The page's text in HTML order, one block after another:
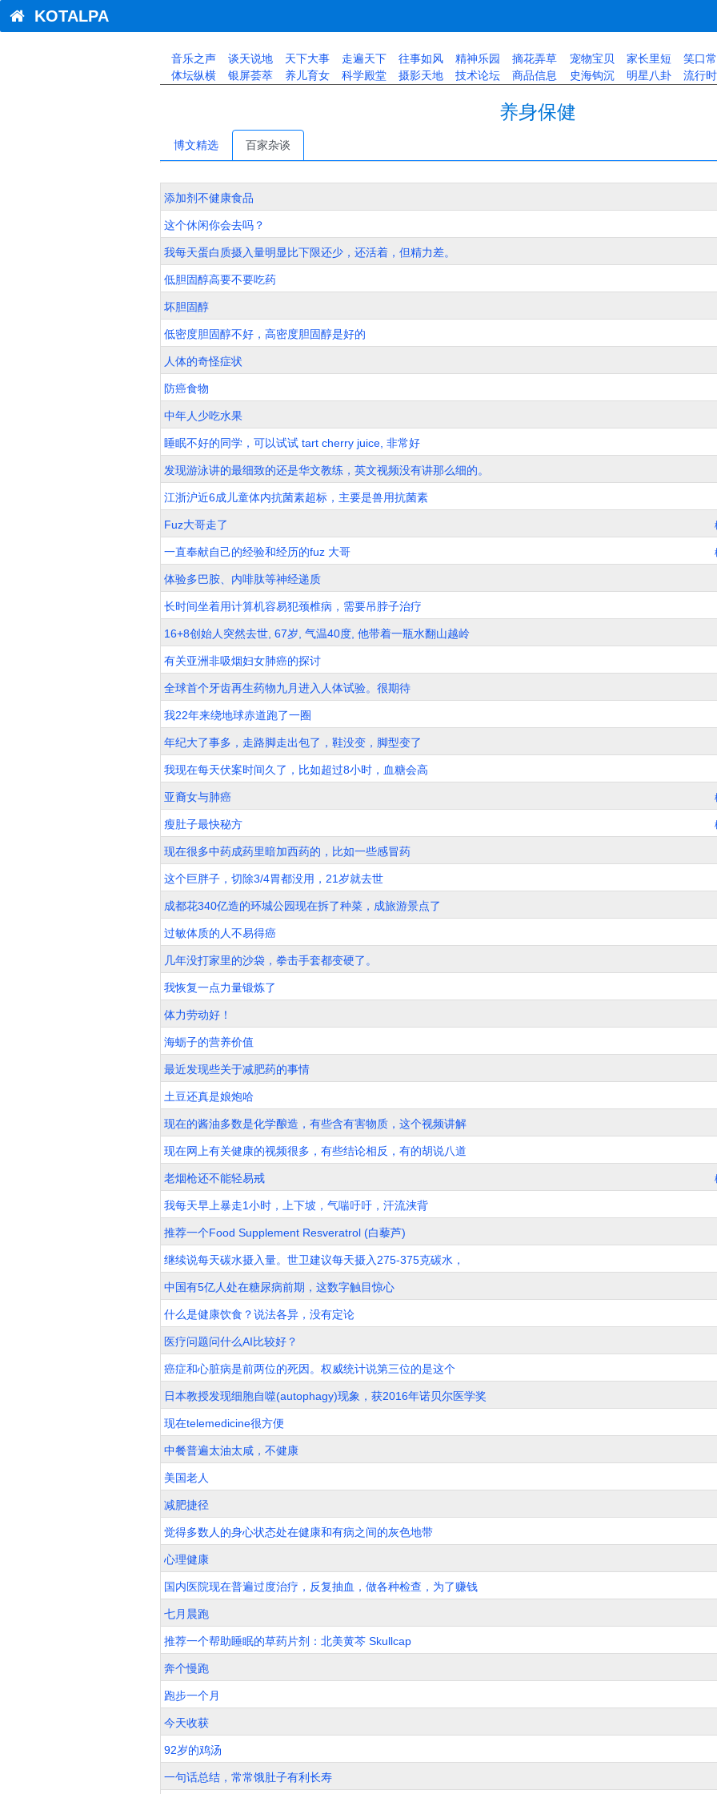
KOTALPA
音乐之声 谈天说地 天下大事 走遍天下 往事如风 精神乐园 摘花弄草 宠物宝贝 家长里短
笑口
体坛纵横
银屏荟萃 养儿育女 科学殿堂 摄影天地 技术论坛 商品信息 史海钩沉 明星八卦 流行
养身保健
博文精选 百家杂谈
添加剂不健康食品
这个休闲你会去吗？
我每天蛋白质摄入量明显比下限还少，还活着，但精力差。
低胆固醇高要不要吃药
坏胆固醇
低密度胆固醇不好，高密度胆固醇是好的
人体的奇怪症状
防癌食物
中年人少吃水果
睡眠不好的同学，可以试试 tart cherry juice, 非常好
发现游泳讲的最细致的还是华文教练，英文视频没有讲那么细的。
江浙沪近6成儿童体内抗菌素超标，主要是兽用抗菌素
Fuz大哥走了
一直奉献自己的经验和经历的fuz 大哥
体验多巴胺、内啡肽等神经递质
长时间坐着用计算机容易犯颈椎病，需要吊脖子治疗
16+8创始人突然去世, 67岁, 气温40度, 他带着一瓶水翻山越岭
有关亚洲非吸烟妇女肺癌的探讨
全球首个牙齿再生药物九月进入人体试验。很期待
我22年来绕地球赤道跑了一圈
年纪大了事多，走路脚走出包了，鞋没变，脚型变了
我现在每天伏案时间久了，比如超过8小时，血糖会高
亚裔女与肺癌
瘦肚子最快秘方
现在很多中药成药里暗加西药的，比如一些感冒药
这个巨胖子，切除3/4胃都没用，21岁就去世
成都花340亿造的环城公园现在拆了种菜，成旅游景点了
过敏体质的人不易得癌
几年没打家里的沙袋，拳击手套都变硬了。
我恢复一点力量锻炼了
体力劳动好！
海蛎子的营养价值
最近发现些关于减肥药的事情
土豆还真是娘炮哈
现在的酱油多数是化学酿造，有些含有害物质，这个视频讲解
现在网上有关健康的视频很多，有些结论相反，有的胡说八道
老烟枪还不能轻易戒
我每天早上暴走1小时，上下坡，气喘吁吁，汗流浃背
推荐一个Food Supplement Resveratrol (白藜芦)
继续说每天碳水摄入量。世卫建议每天摄入275-375克碳水，
中国有5亿人处在糖尿病前期，这数字触目惊心
什么是健康饮食？说法各异，没有定论
医疗问题问什么AI比较好？
癌症和心脏病是前两位的死因。权威统计说第三位的是这个
日本教授发现细胞自噬(autophagy)现象，获2016年诺贝尔医学奖
现在telemedicine很方便
中餐普遍太油太咸，不健康
美国老人
减肥捷径
觉得多数人的身心状态处在健康和有病之间的灰色地带
心理健康
国内医院现在普遍过度治疗，反复抽血，做各种检查，为了赚钱
七月晨跑
推荐一个帮助睡眠的草药片剂：北美黄芩 Skullcap
奔个慢跑
跑步一个月
今天收获
92岁的鸡汤
一句话总结，常常饿肚子有利长寿